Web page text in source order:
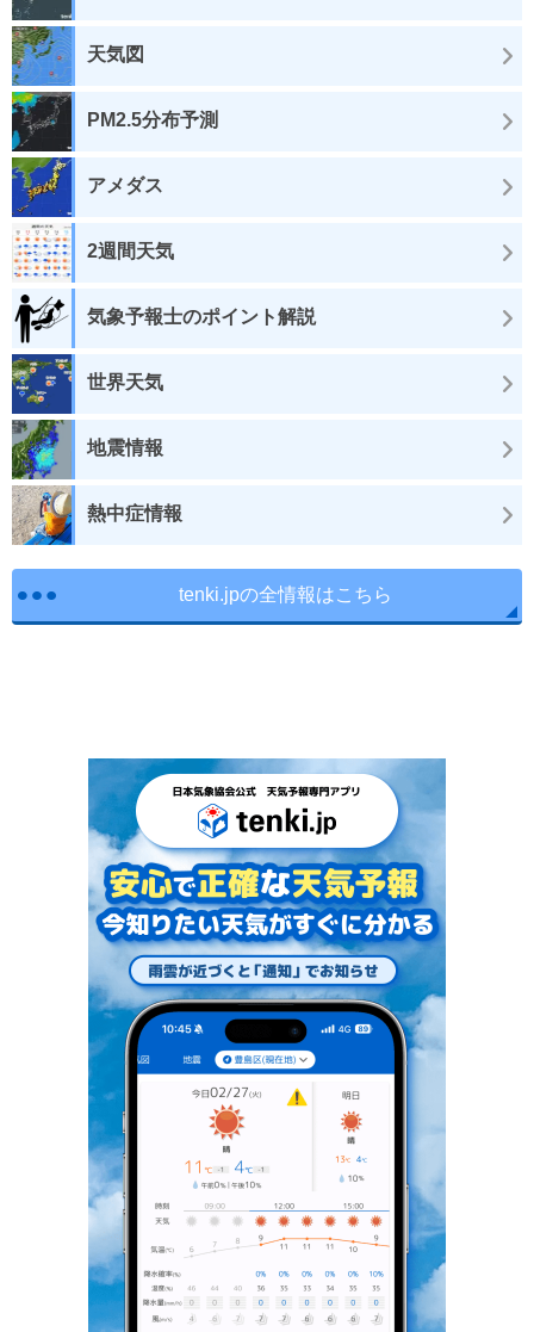
天気図
PM2.5分布予測
アメダス
2週間天気
気象予報士のポイント解説
世界天気
地震情報
熱中症情報
tenki.jpの全情報はこちら